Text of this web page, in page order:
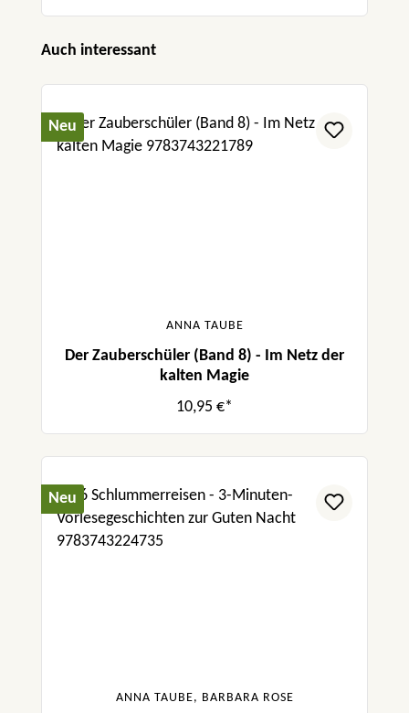
Produktgalerie überspringen
Auch interessant
Neu
ANNA TAUBE
Der Zauberschüler (Band 8) - Im Netz der
kalten Magie
10,95 €*
Neu
ANNA TAUBE, BARBARA ROSE